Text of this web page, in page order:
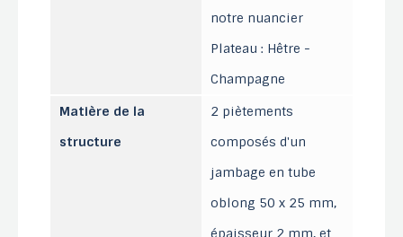
notre nuancier
Plateau : Hêtre -
Champagne
Matière de la
structure
2 piètements
composés d'un
jambage en tube
oblong 50 x 25 mm,
épaisseur 2 mm, et